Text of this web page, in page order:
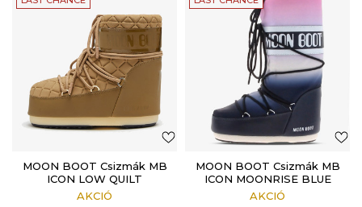
MOON BOOT Csizmák MB
ICON LOW QUILT
CARAMEL
AKCIÓ
MOON BOOT Csizmák MB
ICON MOONRISE BLUE
AKCIÓ